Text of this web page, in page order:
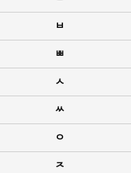
ㅂ
ㅃ
ㅅ
ㅆ
ㅇ
ㅈ